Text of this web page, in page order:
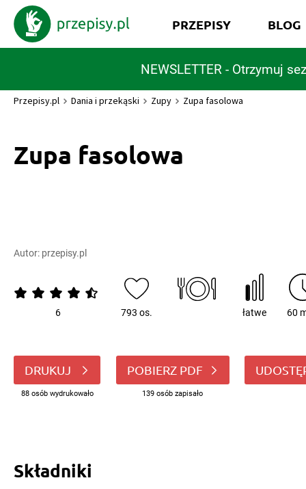
NEWSLETTER - Otrzymuj
PRZEPISY BLOG
Przepisy.pl Dania i przekąski Zupy Zupa fasolowa
Zupa fasolowa
Autor: przepisy.pl
6 793 os. łatwe 60
DRUKUJ
88 osób wydrukowało
POBIERZ PDF
139 osób zapisało
Składniki